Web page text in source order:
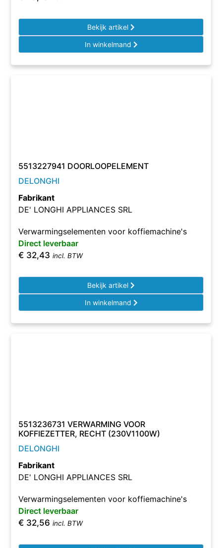
Bekijk artikel
In winkelmand
5513227941 DOORLOOPELEMENT
DELONGHI
Fabrikant
DE' LONGHI APPLIANCES SRL
Verwarmingselementen voor koffiemachine's
Direct leverbaar
€ 32,43 incl. BTW
Bekijk artikel
In winkelmand
5513236731 VERWARMING VOOR
KOFFIEZETTER, RECHT (230V1100W)
DELONGHI
Fabrikant
DE' LONGHI APPLIANCES SRL
Verwarmingselementen voor koffiemachine's
Direct leverbaar
€ 32,56 incl. BTW